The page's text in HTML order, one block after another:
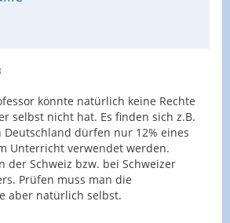
könnte natürlich keine Rechte
selbst nicht hat. Es finden sich z.B.
dürfen nur 12% eines
Unterricht verwendet werden.
der Schweiz bzw. bei Schweizer
Prüfen muss man die
aber natürlich selbst.